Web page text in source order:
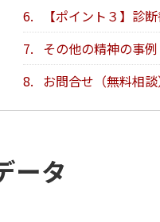
6.
【ポイント３】診
7. その他の精神の事例
8. お問合せ（無料相
ータ